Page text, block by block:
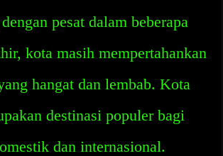
pesat dalam beberapa
kota masih mempertahankan
hangat dan lembab. Kota
destinasi populer bagi
dan internasional.